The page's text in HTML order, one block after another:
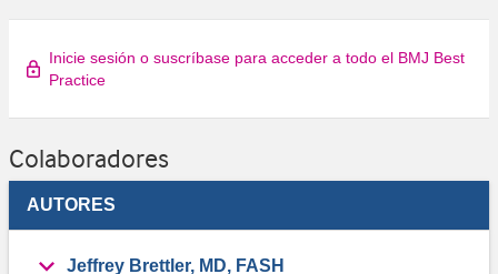
Inicie sesión o suscríbase para acceder a todo el BMJ Best
Practice
Colaboradores
AUTORES
Jeffrey Brettler, MD, FASH